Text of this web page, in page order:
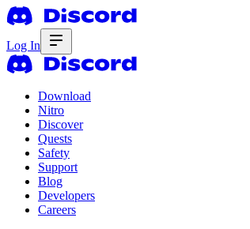
Log In
Download
Nitro
Discover
Quests
Safety
Support
Blog
Developers
Careers